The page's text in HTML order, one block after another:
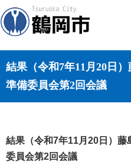
結果（令和7年11月20日
準備委員会第2回会議
結果（令和7年11月20日）
委員会第2回会議